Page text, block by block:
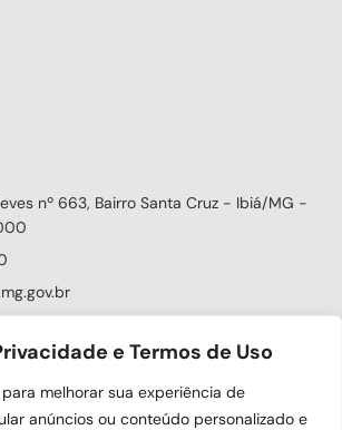
e Termos de Uso
melhorar sua experiência de
anúncios ou conteúdo personalizado e
nº 663, Bairro Santa Cruz - Ibiá/MG -